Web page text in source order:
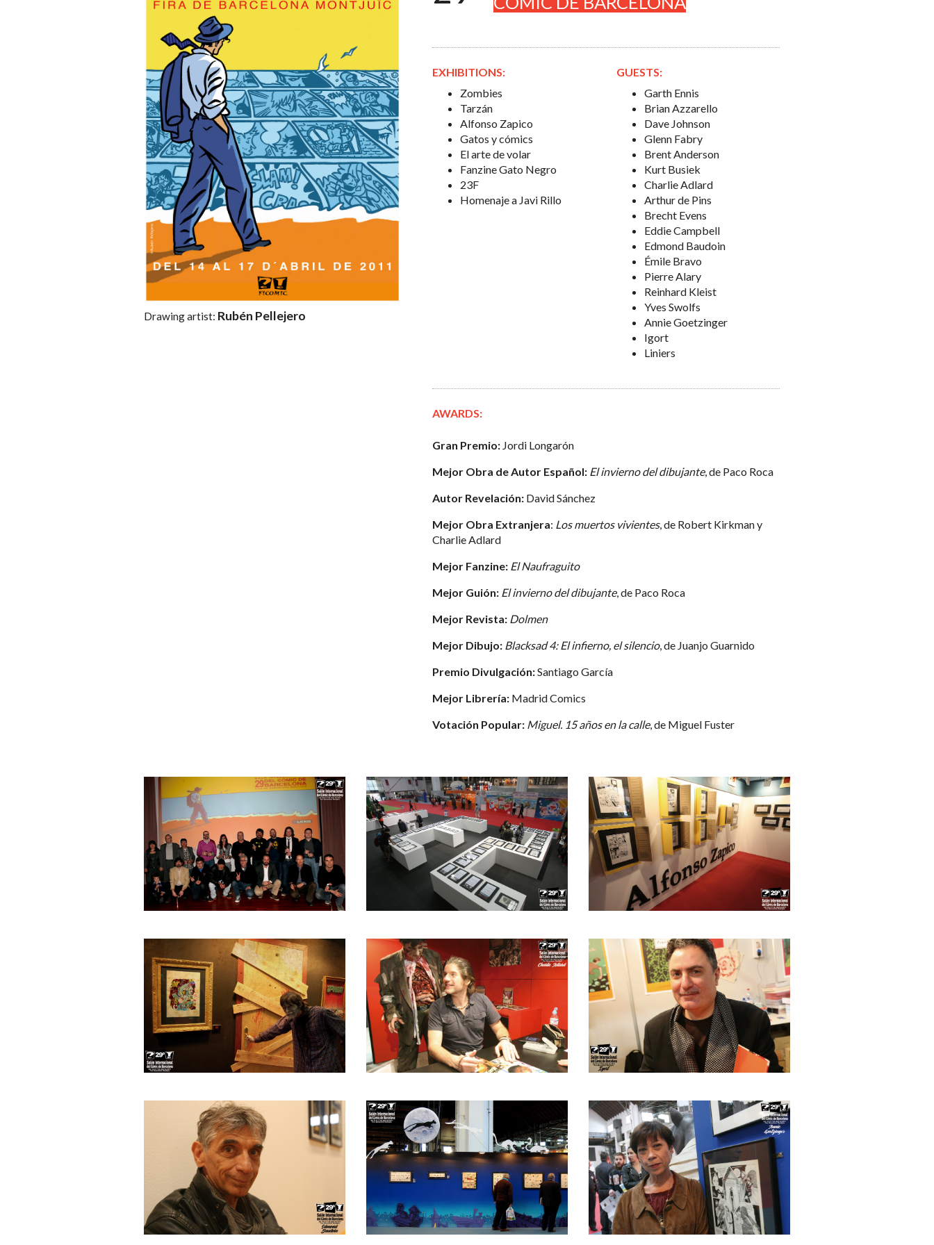
Drawing artist: Rubén Pellejero
EXHIBITIONS:
Zombies
Tarzán
Alfonso Zapico
Gatos y cómics
El arte de volar
Fanzine Gato Negro
23F
Homenaje a Javi Rillo
GUESTS:
Garth Ennis
Brian Azzarello
Dave Johnson
Glenn Fabry
Brent Anderson
Kurt Busiek
Charlie Adlard
Arthur de Pins
Brecht Evens
Eddie Campbell
Edmond Baudoin
Émile Bravo
Pierre Alary
Reinhard Kleist
Yves Swolfs
Annie Goetzinger
Igort
Liniers
AWARDS:
Gran Premio: Jordi Longarón
Mejor Obra de Autor Español: El invierno del dibujante, de Paco Roca
Autor Revelación: David Sánchez
Mejor Obra Extranjera: Los muertos vivientes, de Robert Kirkman y
Charlie Adlard
Mejor Fanzine: El Naufraguito
Mejor Guión: El invierno del dibujante, de Paco Roca
Mejor Revista: Dolmen
Mejor Dibujo: Blacksad 4: El infierno, el silencio, de Juanjo Guarnido
Premio Divulgación:Santiago García
Mejor Librería: Madrid Comics
Votación Popular: Miguel. 15 años en la calle, de Miguel Fuster